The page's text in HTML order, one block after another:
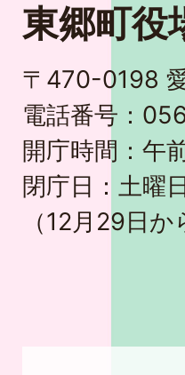
東郷町役
〒470-0198
電話番号：
開庁時間：午
閉庁日：土曜
（12月29日か